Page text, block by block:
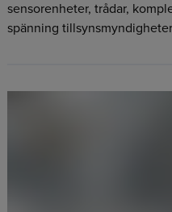
sensorenheter, trådar,
spänning